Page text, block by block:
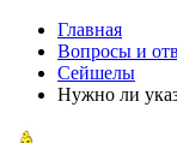
Главная
Вопросы и
Сейшелы
Нужно ли